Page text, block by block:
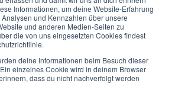
Informationen, um deine Website-Erfahrung
und Kennzahlen über unsere
und anderen Medien-Seiten zu
die von uns eingesetzten Cookies findest
deine Informationen beim Besuch dieser
einzelnes Cookie wird in deinem Browser
dass du nicht nachverfolgt werden
Data Protection
powered by TSO AG
by House of Winterthur